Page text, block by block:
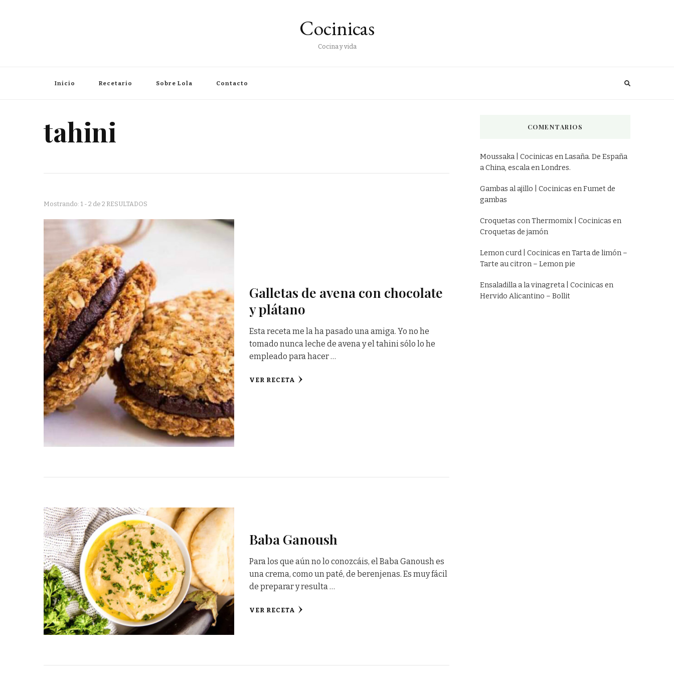
Cocinicas
Cocina y vida
Inicio Recetario Sobre Lola Contacto
tahini
Mostrando: 1 - 2 de 2 RESULTADOS
Galletas de avena con chocolate
y plátano
Esta receta me la ha pasado una amiga. Yo no he
tomado nunca leche de avena y el tahini sólo lo he
empleado para hacer …
VER RECETA
Baba Ganoush
Para los que aún no lo conozcáis, el Baba Ganoush es
una crema, como un paté, de berenjenas. Es muy fácil
de preparar y resulta …
VER RECETA
COMENTARIOS
Moussaka | Cocinicas enLasaña. De España
a China, escala en Londres.
Gambas al ajillo | Cocinicas enFumet de
gambas
Croquetas con Thermomix | Cocinicas en
Croquetas de jamón
Lemon curd | Cocinicas enTarta de limón –
Tarte au citron – Lemon pie
Ensaladilla a la vinagreta | Cocinicas en
Hervido Alicantino – Bollit